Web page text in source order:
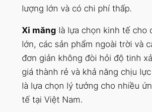
lượng lớn và có chi phí thấp.
Xi măng là lựa chọn kinh tế cho
lớn, các sản phẩm ngoài trời và
đơn giản không đòi hỏi độ tinh
giá thành rẻ và khả năng chịu
là lựa chọn lý tưởng cho nhiều
tế tại Việt Nam.